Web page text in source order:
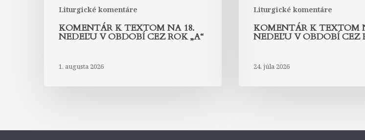
Liturgické komentáre
KOMENTÁR K TEXTOM NA 18.
NEDEĽU V OBDOBÍ CEZ ROK „A“
1. augusta 2026
Liturgické komentáre
KOMENTÁR K TEXTOM
NEDEĽU V OBDOBÍ CEZ
24. júla 2026